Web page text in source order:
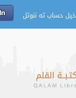
خپل حساب ته ننوتل